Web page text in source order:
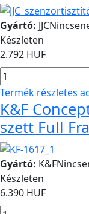
Gyártó: JJC
Készleten
2.792 HUF
Termék részletes
K&F
szett Full
Gyártó: K&F
Készleten
6.390 HUF